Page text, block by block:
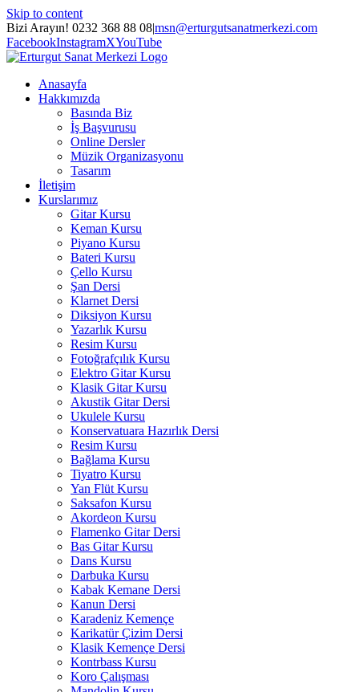
Skip to content
Bizi Arayın! 0232 368 88 08|msn@erturgutsanatmerkezi.com
FacebookInstagramXYouTube
Anasayfa
Hakkımızda
Basında Biz
İş Başvurusu
Online Dersler
Müzik Organizasyonu
Tasarım
İletişim
Kurslarımız
Gitar Kursu
Keman Kursu
Piyano Kursu
Bateri Kursu
Çello Kursu
Şan Dersi
Klarnet Dersi
Diksiyon Kursu
Yazarlık Kursu
Resim Kursu
Fotoğrafçılık Kursu
Elektro Gitar Kursu
Klasik Gitar Kursu
Akustik Gitar Dersi
Ukulele Kursu
Konservatuara Hazırlık Dersi
Resim Kursu
Bağlama Kursu
Tiyatro Kursu
Yan Flüt Kursu
Saksafon Kursu
Akordeon Kursu
Flamenko Gitar Dersi
Bas Gitar Kursu
Dans Kursu
Darbuka Kursu
Kabak Kemane Dersi
Kanun Dersi
Karadeniz Kemençe
Karikatür Çizim Dersi
Klasik Kemençe Dersi
Kontrbass Kursu
Koro Çalışması